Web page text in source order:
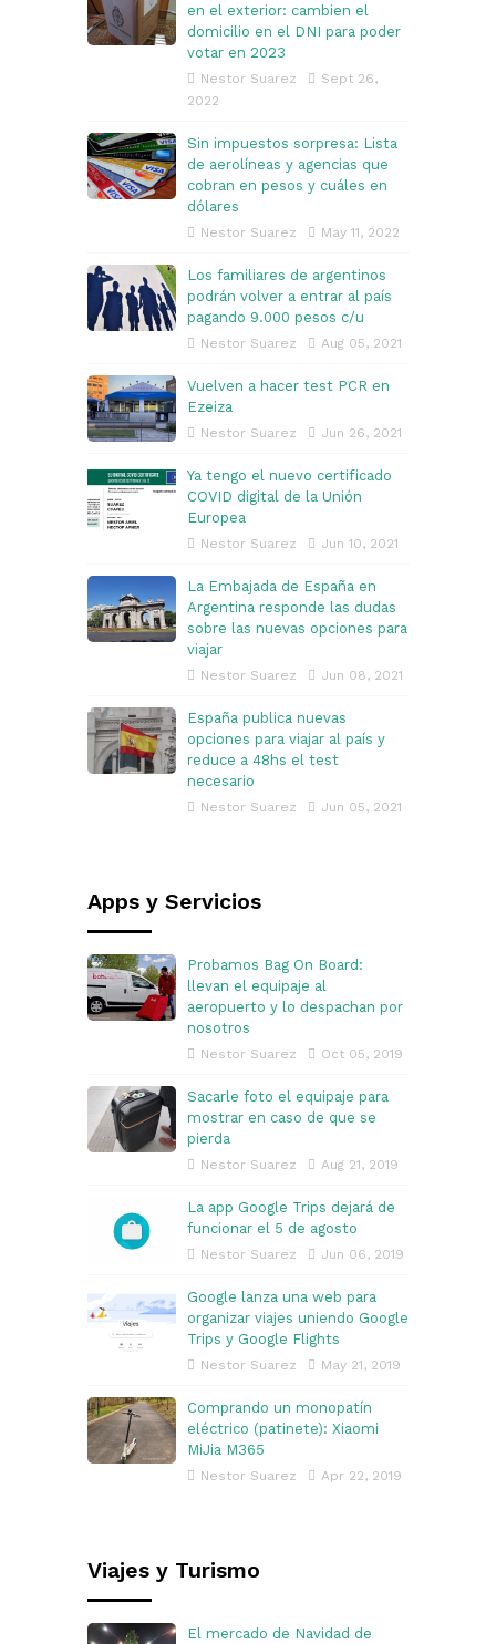
en el exterior: cambien el
domicilio en el DNI para poder
votar en 2023
Nestor Suarez
Sept 26,
2022
Sin impuestos sorpresa: Lista
de aerolíneas y agencias que
cobran en pesos y cuáles en
dólares
Nestor Suarez May 11, 2022
Los familiares de argentinos
podrán volver a entrar al país
pagando 9.000 pesos c/u
Nestor Suarez Aug 05, 2021
Vuelven a hacer test PCR en
Ezeiza
Nestor Suarez Jun 26, 2021
Ya tengo el nuevo certificado
COVID digital de la Unión
Europea
Nestor Suarez Jun 10, 2021
La Embajada de España en
Argentina responde las dudas
sobre las nuevas opciones para
viajar
Nestor Suarez Jun 08, 2021
España publica nuevas
opciones para viajar al país y
reduce a 48hs el test
necesario
Nestor Suarez Jun 05, 2021
Apps y Servicios
Probamos Bag On Board:
llevan el equipaje al
aeropuerto y lo despachan por
nosotros
Nestor Suarez Oct 05, 2019
Sacarle foto el equipaje para
mostrar en caso de que se
pierda
Nestor Suarez Aug 21, 2019
La app Google Trips dejará de
funcionar el 5 de agosto
Nestor Suarez Jun 06, 2019
Google lanza una web para
organizar viajes uniendo Google
Trips y Google Flights
Nestor Suarez May 21, 2019
Comprando un monopatín
eléctrico (patinete): Xiaomi
MiJia M365
Nestor Suarez Apr 22, 2019
Viajes y Turismo
El mercado de Navidad de